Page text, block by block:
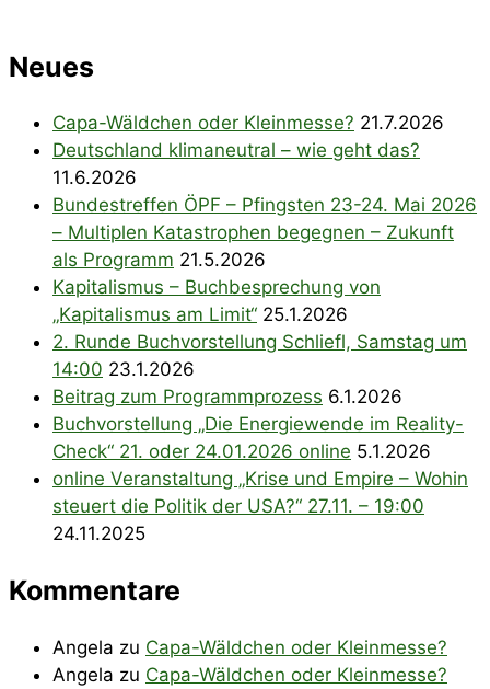
Neues
Capa-Wäldchen oder Kleinmesse? 21.7.2026
Deutschland klimaneutral – wie geht das?
11.6.2026
Bundestreffen ÖPF – Pfingsten 23-24. Mai 2026
– Multiplen Katastrophen begegnen – Zukunft
als Programm 21.5.2026
Kapitalismus – Buchbesprechung von
„Kapitalismus am Limit“ 25.1.2026
2. Runde Buchvorstellung Schliefl, Samstag um
14:00 23.1.2026
Beitrag zum Programmprozess 6.1.2026
Buchvorstellung „Die Energiewende im Reality-
Check“ 21. oder 24.01.2026 online 5.1.2026
online Veranstaltung „Krise und Empire – Wohin
steuert die Politik der USA?“ 27.11. – 19:00
24.11.2025
Kommentare
Angela zu Capa-Wäldchen oder Kleinmesse?
Angela zu Capa-Wäldchen oder Kleinmesse?